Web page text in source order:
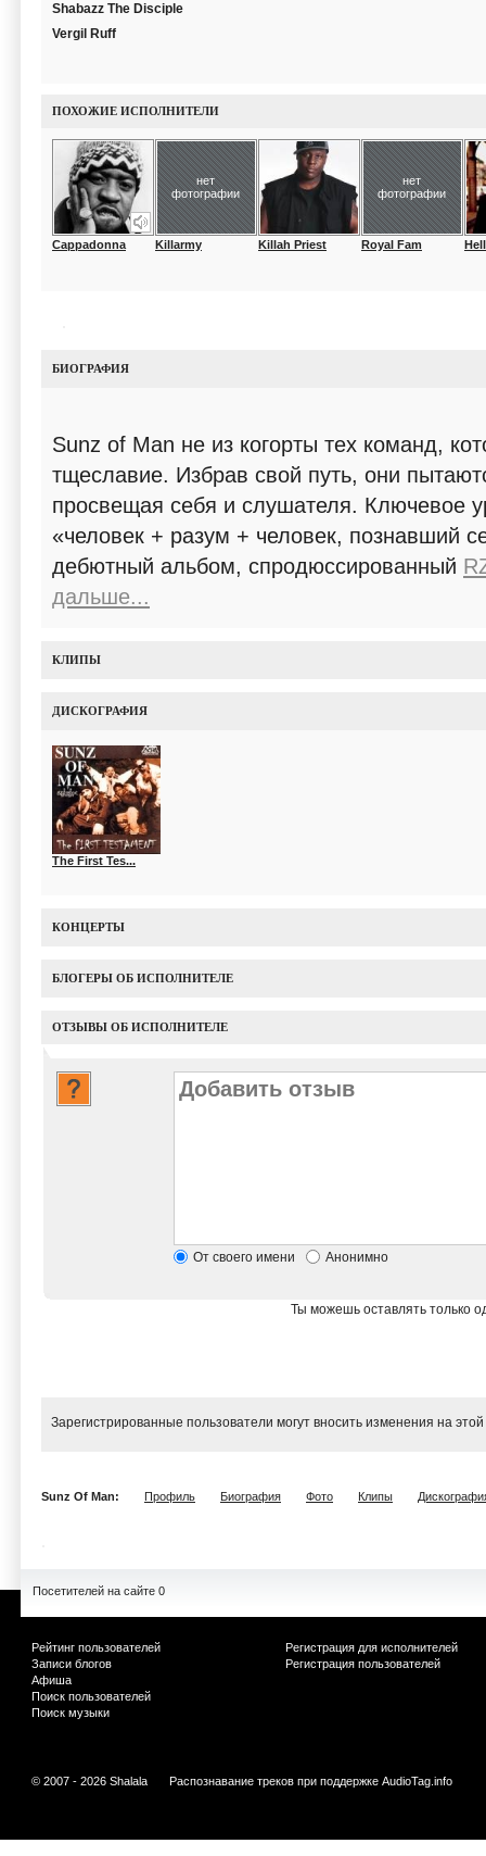
Shabazz The Disciple
Vergil Ruff
ПОХОЖИЕ ИСПОЛНИТЕЛИ
Cappadonna
нет
фотографии
Killarmy Killah Priest
нет
фотографии
Royal Fam
БИОГРАФИЯ
Sunz of Man не из когорты тех команд,
тщеславие. Избрав свой путь, они
просвещая себя и слушателя. Ключевое
«человек + разум + человек, познавший
дебютный альбом, спродюссированный
дальше...
КЛИПЫ
ДИСКОГРАФИЯ
The First Tes...
КОНЦЕРТЫ
БЛОГЕРЫ ОБ ИСПОЛНИТЕЛЕ
ОТЗЫВЫ ОБ ИСПОЛНИТЕЛЕ
От своего имени Анонимно
Ты можешь оставлять только
Зарегистрированные пользователи могут вносить изменения на
Sunz Of Man: Профиль Биография Фото Клипы
Посетителей на сайте 0
Рейтинг пользователей
Записи блогов
Афиша
Поиск пользователей
Поиск музыки
Регистрация для исполнителей
Регистрация пользователей
© 2007 - 2026 Shalala Распознавание треков при поддержке AudioTag.info